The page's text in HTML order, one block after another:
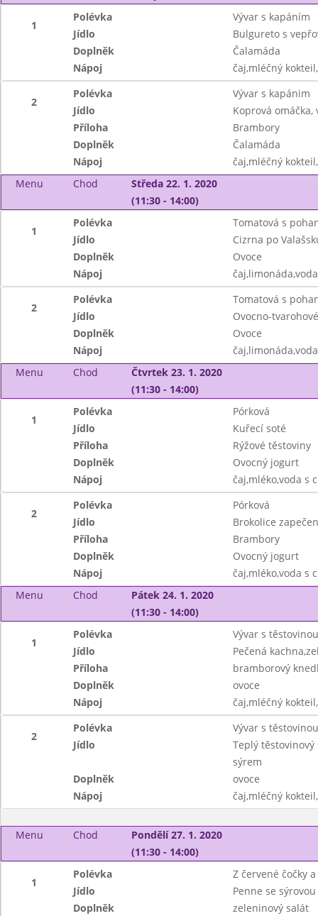
1
Polévka
Vývar s kapáním
Jídlo
Bulgureto s
Doplněk
Čalamáda
Nápoj
čaj,mléčný
2
Polévka
Vývar s kapánim
Jídlo
Koprová omáčka,
Příloha
Brambory
Doplněk
Čalamáda
Nápoj
čaj,mléčný
Menu
Chod
Středa 22. 1. 2020
(11:30 - 14:00)
1
Polévka
Tomatová s
Jídlo
Cizrna po
Doplněk
Ovoce
Nápoj
2
Polévka
Tomatová s
Jídlo
Ovocno-
Doplněk
Ovoce
Nápoj
Menu
Chod
Čtvrtek 23. 1. 2020
(11:30 - 14:00)
1
Polévka
Pórková
Jídlo
Kuřecí soté
Příloha
Rýžové těstoviny
Doplněk
Ovocný jogurt
Nápoj
čaj,mléko,voda s
2
Polévka
Pórková
Jídlo
Brokolice
Příloha
Brambory
Doplněk
Ovocný jogurt
Nápoj
čaj,mléko,voda s
Menu
Chod
Pátek 24. 1. 2020
(11:30 - 14:00)
1
Polévka
Vývar s těstovinou
Jídlo
Pečená
Příloha
bramborový
Doplněk
ovoce
Nápoj
čaj,mléčný
2
Polévka
Vývar s těstovinou
Jídlo
Teplý
sýrem
Doplněk
ovoce
Nápoj
čaj,mléčný
Menu Chod
Pondělí 27. 1. 2020
(11:30 - 14:00)
1
Polévka
Z červené čočky
Jídlo
Penne se
Doplněk
zeleninový salát